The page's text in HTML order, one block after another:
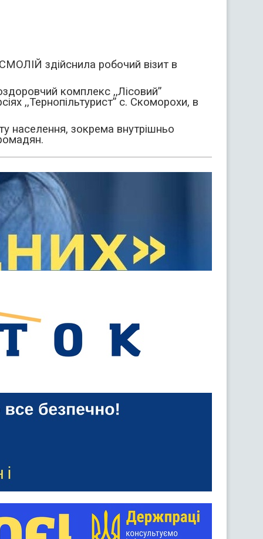
здійснила робочий візит в
комплекс ,,Лісовий”
,,Тернопільтурист” с. Скоморохи, в
населення, зокрема внутрішньо